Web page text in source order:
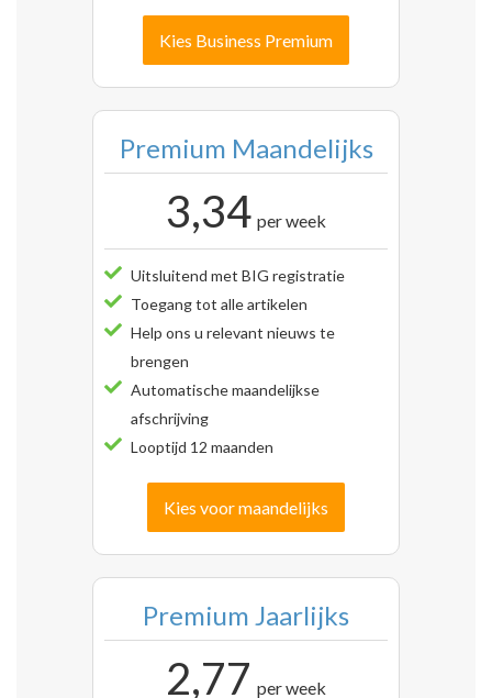
Kies Business Premium
Premium Maandelijks
3,34 per week
Uitsluitend met BIG registratie
Toegang tot alle artikelen
Help ons u relevant nieuws te
brengen
Automatische maandelijkse
afschrijving
Looptijd 12 maanden
Kies voor maandelijks
Premium Jaarlijks
2,77 per week